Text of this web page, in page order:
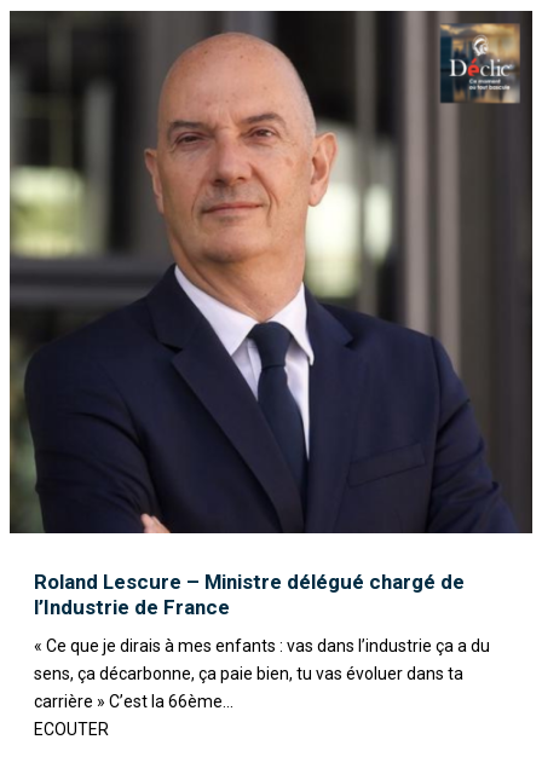
Roland Lescure – Ministre délégué chargé de
l’Industrie de France
« Ce que je dirais à mes enfants : vas dans l’industrie ça a du
sens, ça décarbonne, ça paie bien, tu vas évoluer dans ta
carrière » C’est la 66ème...
ECOUTER